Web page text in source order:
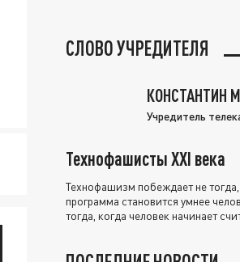
СЛОВО УЧРЕДИТЕЛЯ
КОНСТАНТИН
Учредитель
Технофашисты XXI века
Технофашизм побеждает не
программа становится умнее
тогда, когда человек начинает